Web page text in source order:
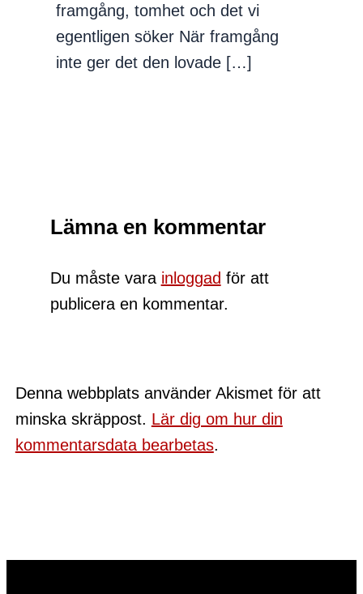
framgång, tomhet och det vi
egentligen söker När framgång
inte ger det den lovade […]
Lämna en kommentar
Du måste vara inloggad för att
publicera en kommentar.
Denna webbplats använder Akismet för att
minska skräppost. Lär dig om hur din
kommentarsdata bearbetas.